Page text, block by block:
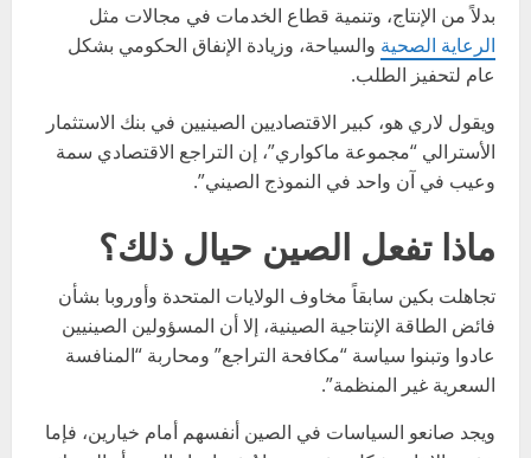
بدلاً من الإنتاج، وتنمية قطاع الخدمات في مجالات مثل
الرعاية الصحية والسياحة، وزيادة الإنفاق الحكومي بشكل
عام لتحفيز الطلب.
ويقول لاري هو، كبير الاقتصاديين الصينيين في بنك الاستثمار
الأسترالي “مجموعة ماكواري”، إن التراجع الاقتصادي سمة
وعيب في آن واحد في النموذج الصيني”.
ماذا تفعل الصين حيال ذلك؟
تجاهلت بكين سابقاً مخاوف الولايات المتحدة وأوروبا بشأن
فائض الطاقة الإنتاجية الصينية، إلا أن المسؤولين الصينيين
عادوا وتبنوا سياسة “مكافحة التراجع” ومحاربة “المنافسة
السعرية غير المنظمة”.
ويجد صانعو السياسات في الصين أنفسهم أمام خيارين، فإما